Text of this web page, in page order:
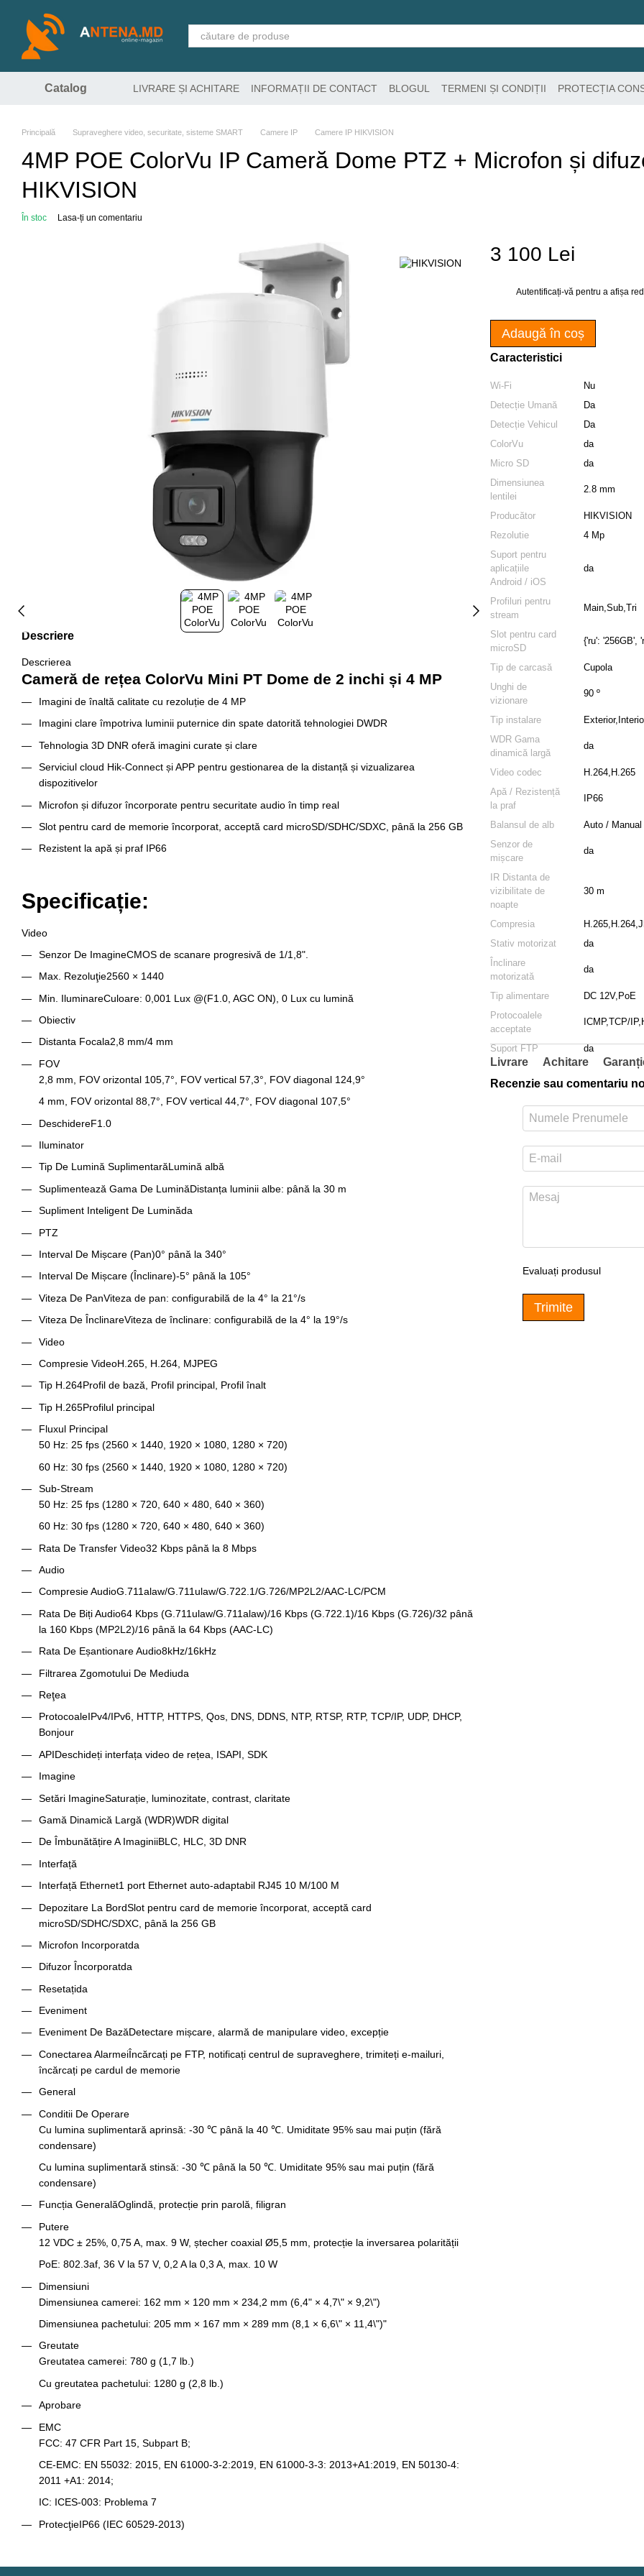
Mergi la conținutul principal
Catalog LIVRARE ȘI ACHITARE INFORMAȚII DE CONTACT BLOGUL TERMENI ȘI CONDIȚII PROTECȚIA
Principală Supraveghere video, securitate, sisteme SMART Camere IP Camere IP HIKVISION
4MP POE ColorVu IP Cameră Dome PTZ + Microfon și
HIKVISION
În stoc Lasa-ți un comentariu
Descriere
Descrierea
Cameră de rețea ColorVu Mini PT Dome de 2 inchi și 4 MP
Imagini de înaltă calitate cu rezoluție de 4 MP
Imagini clare împotriva luminii puternice din spate datorită tehnologiei DWDR
Tehnologia 3D DNR oferă imagini curate și clare
Serviciul cloud Hik-Connect și APP pentru gestionarea de la distanță și vizualizarea
dispozitivelor
Microfon și difuzor încorporate pentru securitate audio în timp real
Slot pentru card de memorie încorporat, acceptă card microSD/SDHC/SDXC, până la 256 GB
Rezistent la apă și praf IP66
Specificație:
Video
Senzor De ImagineCMOS de scanare progresivă de 1/1,8".
Max. Rezoluţie2560 × 1440
Min. IluminareCuloare: 0,001 Lux @(F1.0, AGC ON), 0 Lux cu lumină
Obiectiv
Distanta Focala2,8 mm/4 mm
FOV
2,8 mm, FOV orizontal 105,7°, FOV vertical 57,3°, FOV diagonal 124,9°
4 mm, FOV orizontal 88,7°, FOV vertical 44,7°, FOV diagonal 107,5°
DeschidereF1.0
Iluminator
Tip De Lumină SuplimentarăLumină albă
Suplimentează Gama De LuminăDistanța luminii albe: până la 30 m
Supliment Inteligent De Luminăda
PTZ
Interval De Mișcare (Pan)0° până la 340°
Interval De Mișcare (Înclinare)-5° până la 105°
Viteza De PanViteza de pan: configurabilă de la 4° la 21°/s
Viteza De ÎnclinareViteza de înclinare: configurabilă de la 4° la 19°/s
Video
Compresie VideoH.265, H.264, MJPEG
Tip H.264Profil de bază, Profil principal, Profil înalt
Tip H.265Profilul principal
Fluxul Principal
50 Hz: 25 fps (2560 × 1440, 1920 × 1080, 1280 × 720)
60 Hz: 30 fps (2560 × 1440, 1920 × 1080, 1280 × 720)
Sub-Stream
50 Hz: 25 fps (1280 × 720, 640 × 480, 640 × 360)
60 Hz: 30 fps (1280 × 720, 640 × 480, 640 × 360)
Rata De Transfer Video32 Kbps până la 8 Mbps
Audio
Compresie AudioG.711alaw/G.711ulaw/G.722.1/G.726/MP2L2/AAC-LC/PCM
Rata De Biți Audio64 Kbps (G.711ulaw/G.711alaw)/16 Kbps (G.722.1)/16 Kbps (G.726)/32 până
la 160 Kbps (MP2L2)/16 până la 64 Kbps (AAC-LC)
Rata De Eșantionare Audio8kHz/16kHz
Filtrarea Zgomotului De Mediuda
Reţea
ProtocoaleIPv4/IPv6, HTTP, HTTPS, Qos, DNS, DDNS, NTP, RTSP, RTP, TCP/IP, UDP, DHCP,
Bonjour
APIDeschideți interfața video de rețea, ISAPI, SDK
Imagine
Setări ImagineSaturație, luminozitate, contrast, claritate
Gamă Dinamică Largă (WDR)WDR digital
De Îmbunătățire A ImaginiiBLC, HLC, 3D DNR
Interfață
Interfață Ethernet1 port Ethernet auto-adaptabil RJ45 10 M/100 M
Depozitare La BordSlot pentru card de memorie încorporat, acceptă card
microSD/SDHC/SDXC, până la 256 GB
Microfon Incorporatda
Difuzor Încorporatda
Resetațida
Eveniment
Eveniment De BazăDetectare mișcare, alarmă de manipulare video, excepție
Conectarea AlarmeiÎncărcați pe FTP, notificați centrul de supraveghere, trimiteți e-mailuri,
încărcați pe cardul de memorie
General
Conditii De Operare
Cu lumina suplimentară aprinsă: -30 ℃ până la 40 ℃. Umiditate 95% sau mai puțin (fără
condensare)
Cu lumina suplimentară stinsă: -30 ℃ până la 50 ℃. Umiditate 95% sau mai puțin (fără
condensare)
Funcția GeneralăOglindă, protecție prin parolă, filigran
Putere
12 VDC ± 25%, 0,75 A, max. 9 W, ștecher coaxial Ø5,5 mm, protecție la inversarea polarității
PoE: 802.3af, 36 V la 57 V, 0,2 A la 0,3 A, max. 10 W
Dimensiuni
Dimensiunea camerei: 162 mm × 120 mm × 234,2 mm (6,4" × 4,7\" × 9,2\")
Dimensiunea pachetului: 205 mm × 167 mm × 289 mm (8,1 × 6,6\" × 11,4\")"
Greutate
Greutatea camerei: 780 g (1,7 lb.)
Cu greutatea pachetului: 1280 g (2,8 lb.)
Aprobare
EMC
FCC: 47 CFR Part 15, Subpart B;
CE-EMC: EN 55032: 2015, EN 61000-3-2:2019, EN 61000-3-3: 2013+A1:2019, EN 50130-4:
2011 +A1: 2014;
IC: ICES-003: Problema 7
ProtecţieIP66 (IEC 60529-2013)
3 100 Lei
Autentificați-vă pentru a afișa
Adaugă în coș
Caracteristici
Wi-Fi
Nu
Detecție Umană
Da
Detecție Vehicul
Da
ColorVu
da
Micro SD
da
Dimensiunea
lentilei
2.8 mm
Producător
HIKVISION
Rezolutie
4 Mp
Suport pentru
aplicațiile
Android / iOS
da
Profiluri pentru
stream
Main,Sub,Tri
Slot pentru card
microSD
{'ru': '256GB',
Tip de carcasă
Cupola
Unghi de
vizionare
90 º
Tip instalare
WDR Gama
dinamică largă
da
Video codec
H.264,H.265
Apă / Rezistență
la praf
IP66
Balansul de alb
Auto / Manual
Senzor de
mișcare
da
IR Distanta de
vizibilitate de
noapte
30 m
Compresia
Stativ motorizat
da
Înclinare
motorizată
da
Tip alimentare
DC 12V,PoE
Protocoalele
acceptate
ICMP,TCP/
Suport FTP da
Livrare Achitare
Recenzie sau comentariu
Evaluați produsul
Trimite